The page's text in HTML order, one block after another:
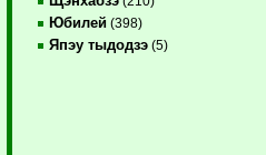
Юбилей (398)
Япэу тыдодзэ (5)